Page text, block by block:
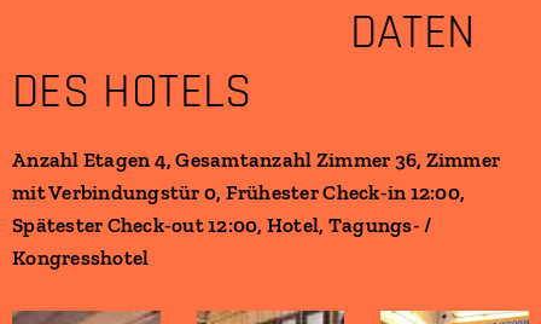
DATEN
DES HOTELS
Anzahl Etagen 4, Gesamtanzahl Zimmer 36, Zimmer
mit Verbindungstür 0, Frühester Check-in 12:00,
Spätester Check-out 12:00, Hotel, Tagungs- /
Kongresshotel